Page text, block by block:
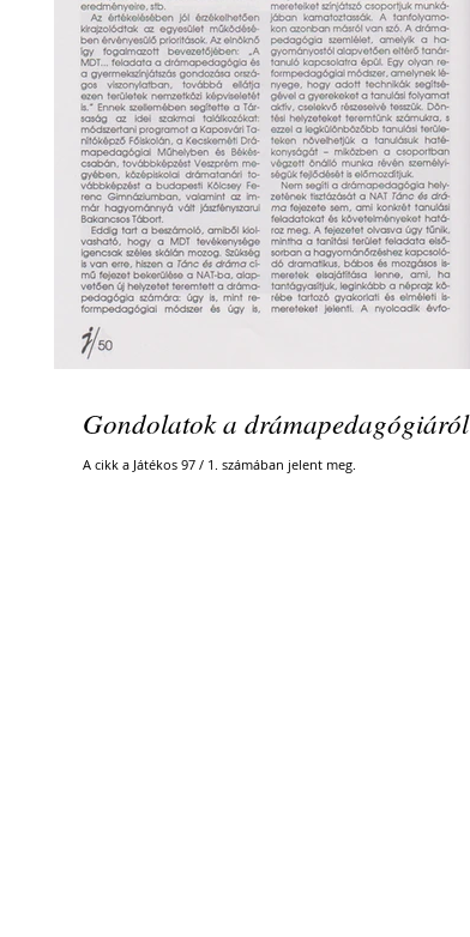
Gondolatok a drámapedagógiáról
A cikk a Játékos 97 / 1. számában jelent meg.